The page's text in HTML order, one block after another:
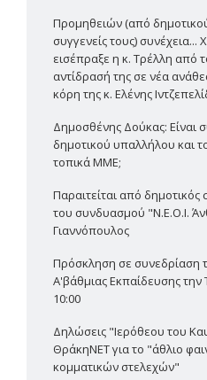
Προμηθειών (από
συγγενείς τους) συνέχεια...
εισέπραξε η κ. Τρέλλη από
αντίδρασή της σε νέα
κόρη της κ. Ελένης
Δημοσθένης Δούκας: Είναι
δημοτικού υπαλλήλου και
τοπικά ΜΜΕ;
Παραιτείται από
του συνδυασμού "Ν.Ε.Ο.Ι.
Γιαννόπουλος
Πρόσκληση σε συνεδρίαση
Α'βάθμιας Εκπαίδευσης την
10:00
Δηλώσεις "Ιερόθεου του
ΘράκηΝΕΤ για το "άθλιο
κομματικών στελεχών"